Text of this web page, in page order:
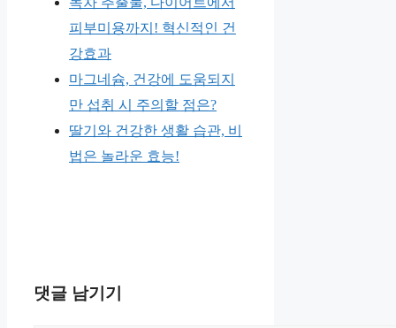
피부미용까지! 혁신적인 건
강효과
마그네슘, 건강에 도움되지
만 섭취 시 주의할 점은?
딸기와 건강한 생활 습관, 비
법은 놀라운 효능!
댓글 남기기